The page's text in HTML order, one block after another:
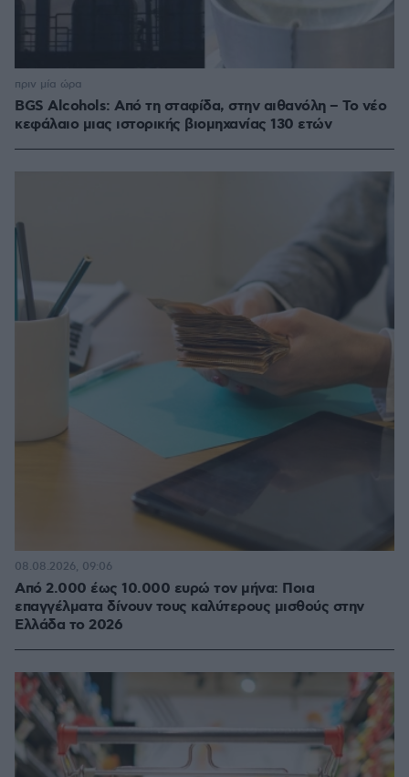
BGS Alcohols: Από τη σταφίδα, στην αιθανόλη – Το νέο
κεφάλαιο μιας ιστορικής βιομηχανίας 130 ετών
πριν μία ώρα
Από 2.000 έως 10.000 ευρώ τον μήνα: Ποια
επαγγέλματα δίνουν τους καλύτερους μισθούς στην
Ελλάδα το 2026
08.08.2026, 09:06